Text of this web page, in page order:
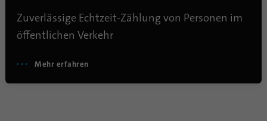
Zuverlässige Echtzeit-Zählung von Personen im
öffentlichen Verkehr
Mehr erfahren